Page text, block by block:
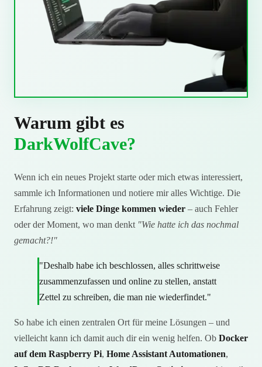
Warum gibt es
DarkWolfCave?
Wenn ich ein neues Projekt starte oder mich etwas interessiert,
sammle ich Informationen und notiere mir alles Wichtige. Die
Erfahrung zeigt: viele Dinge kommen wieder – auch Fehler
oder der Moment, wo man denkt "Wie hatte ich das nochmal
gemacht?!"
"Deshalb habe ich beschlossen, alles schrittweise
zusammenzufassen und online zu stellen, anstatt
Zettel zu schreiben, die man nie wiederfindet."
So habe ich einen zentralen Ort für meine Lösungen – und
vielleicht kann ich damit auch dir ein wenig helfen. Ob Docker
auf dem Raspberry Pi, Home Assistant Automationen,